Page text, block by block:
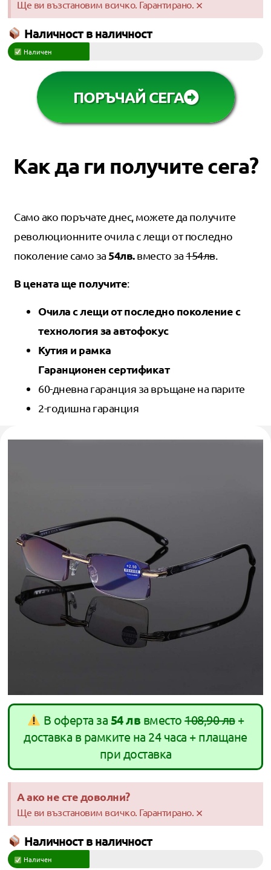
Ще ви възстановим всичко. Гарантирано. ×
Наличност в наличност
Наличен
ПОРЪЧАЙ СЕГА
Как да ги получите сега?
Само ако поръчате днес, можете да получите
революционните очила с лещи от последно
поколение само за54лв.вместо за154лв.
В цената ще получите:
Очила с лещи от последно поколение с
технология за автофокус
Кутия и рамка
Гаранционен сертификат
60-дневна гаранция за връщане на парите
2-годишна гаранция
В оферта за 54 лв вместо108,90 лв+
доставка в рамките на 24 часа + плащане
при доставка
А ако не сте доволни?
Ще ви възстановим всичко. Гарантирано. ×
Наличност в наличност
Наличен